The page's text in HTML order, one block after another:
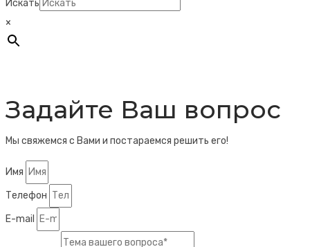
Искать
×
Задайте Ваш вопрос
Мы свяжемся с Вами и постараемся решить его!
Имя
Телефон
E-mail